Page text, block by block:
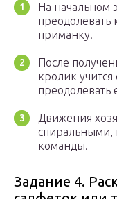
На начальном
преодолевать
приманку.
После
кролик
преодолевать
Движения
спиральными,
команды.
Задание 4.